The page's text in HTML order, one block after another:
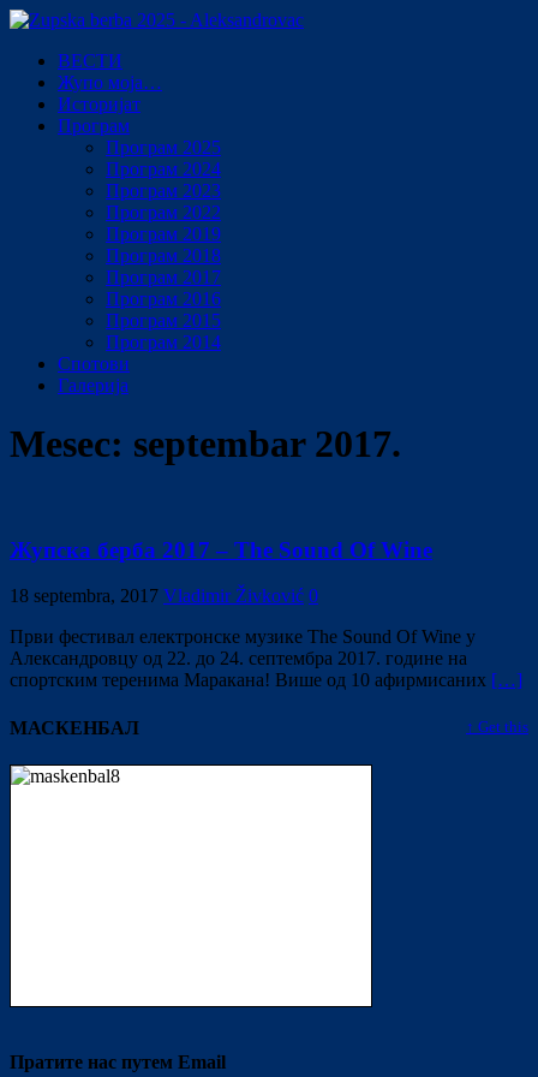
ВЕСТИ
Жупо моја…
Историјат
Програм
Програм 2025
Програм 2024
Програм 2023
Програм 2022
Програм 2019
Програм 2018
Програм 2017
Програм 2016
Програм 2015
Програм 2014
Спотови
Галерија
Mesec: septembar 2017.
Жупска берба 2017 – The Sound Of Wine
18 septembra, 2017 Vladimir Živković 0
Први фестивал електронске музике The Sound Of Wine у
Александровцу од 22. до 24. септембра 2017. године на
спортским теренима Маракана! Више од 10 афирмисаних […]
↑ Get this
МАСКЕНБАЛ
Пратите нас путем Email